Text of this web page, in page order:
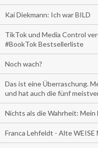
Kai Diekmann: Ich war BILD
TikTok und Media Control
#BookTok Bestsellerliste
Noch wach?
Das ist eine Überraschung.
und hat auch die fünf
Nichts als die Wahrheit:
Franca Lehfeldt - Alte WEISE